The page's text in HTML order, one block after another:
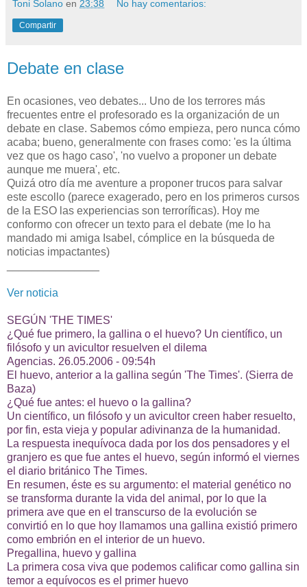
Toni Solano en 23:38 No hay comentarios:
Compartir
Debate en clase
En ocasiones, veo debates... Uno de los terrores más
frecuentes entre el profesorado es la organización de un
debate en clase. Sabemos cómo empieza, pero nunca cómo
acaba; bueno, generalmente con frases como: 'es la última
vez que os hago caso', 'no vuelvo a proponer un debate
aunque me muera', etc.
Quizá otro día me aventure a proponer trucos para salvar
este escollo (parece exagerado, pero en los primeros cursos
de la ESO las experiencias son terroríficas). Hoy me
conformo con ofrecer un texto para el debate (me lo ha
mandado mi amiga Isabel, cómplice en la búsqueda de
noticias impactantes)
Ver noticia
SEGÚN 'THE TIMES'
¿Qué fue primero, la gallina o el huevo? Un científico, un
filósofo y un avicultor resuelven el dilema
Agencias. 26.05.2006 - 09:54h
El huevo, anterior a la gallina según 'The Times'. (Sierra de
Baza)
¿Qué fue antes: el huevo o la gallina?
Un científico, un filósofo y un avicultor creen haber resuelto,
por fin, esta vieja y popular adivinanza de la humanidad.
La respuesta inequívoca dada por los dos pensadores y el
granjero es que fue antes el huevo, según informó el viernes
el diario británico The Times.
En resumen, éste es su argumento: el material genético no
se transforma durante la vida del animal, por lo que la
primera ave que en el transcurso de la evolución se
convirtió en lo que hoy llamamos una gallina existió primero
como embrión en el interior de un huevo.
Pregallina, huevo y gallina
La primera cosa viva que podemos calificar como gallina sin
temor a equívocos es el primer huevo